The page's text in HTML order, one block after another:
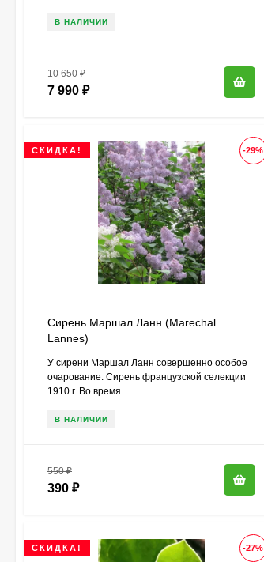
В НАЛИЧИИ
10 650₽
7 990 ₽
-29%
СКИДКА!
Сирень Маршал Ланн (Marechal
Lannes)
У сирени Маршал Ланн совершенно особое
очарование. Сирень французской селекции
1910 г. Во время...
В НАЛИЧИИ
550₽
390 ₽
-27%
СКИДКА!